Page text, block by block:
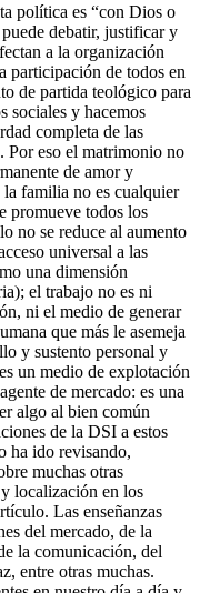
política es “con Dios o
debatir, justificar y
a la organización
participación de todos en
de partida teológico para
sociales y hacemos
completa de las
Por eso el matrimonio no
de amor y
familia no es cualquier
promueve todos los
no se reduce al aumento
universal a las
una dimensión
el trabajo no es ni
ni el medio de generar
que más le asemeja
y sustento personal y
un medio de explotación
de mercado: es una
algo al bien común
de la DSI a estos
ha ido revisando,
muchas otras
localización en los
Las enseñanzas
del mercado, de la
la comunicación, del
entre otras muchas.